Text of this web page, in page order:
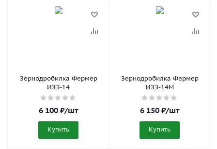
Зернодробилка Фермер
ИЗЭ-14
6 100₽/шт
Купить
Зернодробилка Фермер
ИЗЭ-14М
6 150₽/шт
Купить